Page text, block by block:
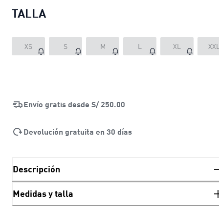
TALLA
XS S M L XL
Envío gratis desde S/ 250.00
Devolución gratuita en 30 días
Descripción
Medidas y talla